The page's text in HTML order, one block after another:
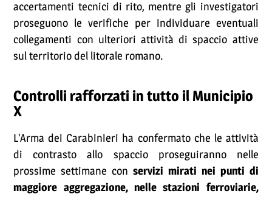
accertamenti tecnici di rito, mentre gli investigatori
proseguono le verifiche per individuare eventuali
collegamenti con ulteriori attività di spaccio attive
sul territorio del litorale romano.
Controlli rafforzati in tutto il Municipio
X
L’Arma dei Carabinieri ha confermato che le attività
di contrasto allo spaccio proseguiranno nelle
prossime settimane conservizi mirati nei punti di
maggiore aggregazione, nelle stazioni ferroviarie,